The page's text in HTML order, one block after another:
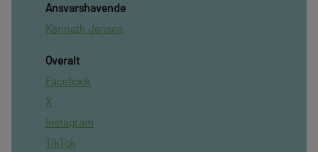
Ansvarshavende
Kenneth Jensen
Overalt
Facebook
X
Instagram
TikTok